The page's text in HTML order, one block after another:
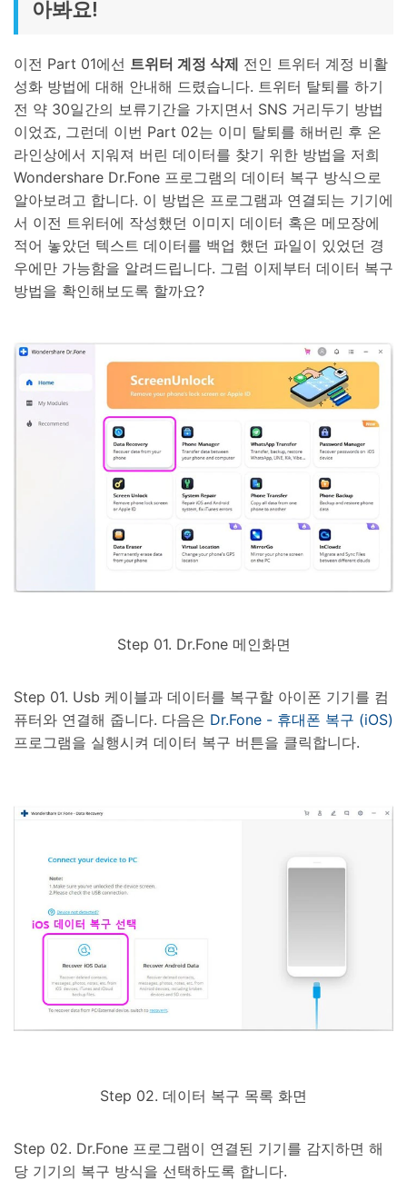
아봐요!
이전 Part 01에선 트위터 계정 삭제 전인 트위터 계정 비활
성화 방법에 대해 안내해 드렸습니다. 트위터 탈퇴를 하기
전 약 30일간의 보류기간을 가지면서 SNS 거리두기 방법
이었죠, 그런데 이번 Part 02는 이미 탈퇴를 해버린 후 온
라인상에서 지워져 버린 데이터를 찾기 위한 방법을 저희
Wondershare Dr.Fone 프로그램의 데이터 복구 방식으로
알아보려고 합니다. 이 방법은 프로그램과 연결되는 기기에
서 이전 트위터에 작성했던 이미지 데이터 혹은 메모장에
적어 놓았던 텍스트 데이터를 백업 했던 파일이 있었던 경
우에만 가능함을 알려드립니다. 그럼 이제부터 데이터 복구
방법을 확인해보도록 할까요?
Step 01. Dr.Fone 메인화면
Step 01. Usb 케이블과 데이터를 복구할 아이폰 기기를 컴
퓨터와 연결해 줍니다. 다음은 Dr.Fone - 휴대폰 복구 (iOS)
프로그램을 실행시켜 데이터 복구 버튼을 클릭합니다.
Step 02. 데이터 복구 목록 화면
Step 02. Dr.Fone 프로그램이 연결된 기기를 감지하면 해
당 기기의 복구 방식을 선택하도록 합니다.